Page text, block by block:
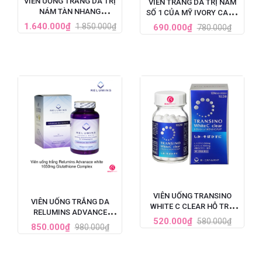
NÁM TÀN NHANG
TRANSINO WHITENING HỘP
240 VIÊN
1.640.000₫ 1.850.000₫
VIÊN TRẮNG DA TRỊ NÁM
SỐ 1 CỦA MỸ IVORY CAPS
GLUTATHIONE (1500MG X
60 VIÊN)
690.000₫ 780.000₫
VIÊN UỐNG TRẮNG DA
RELUMINS ADVANCE
WHITE GLUTATHIONE
COMPLEX (1650MG X 90
850.000₫ 980.000₫
VIÊN UỐNG TRANSINO
WHITE C CLEAR HỖ TRỢ
TRẮNG DA CẢI THIỆN NÁM
120 VIÊN (MẪU MỚI NHẤT)
520.000₫ 580.000₫